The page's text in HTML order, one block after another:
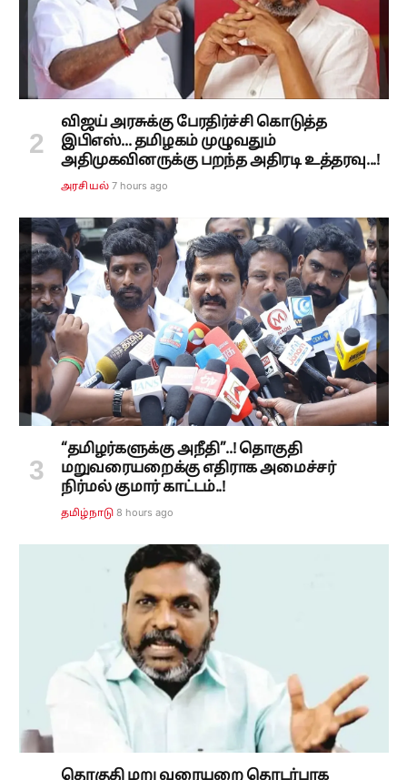
விஜய் அரசுக்கு பேரதிர்ச்சி கொடுத்த
இபிஎஸ்... தமிழகம் முழுவதும்
அதிமுகவினருக்கு பறந்த அதிரடி உத்தரவு...!
அரசியல் 7 hours ago
“தமிழர்களுக்கு அநீதி”..! தொகுதி
மறுவரையறைக்கு எதிராக அமைச்சர்
நிர்மல் குமார் காட்டம்..!
தமிழ்நாடு 8 hours ago